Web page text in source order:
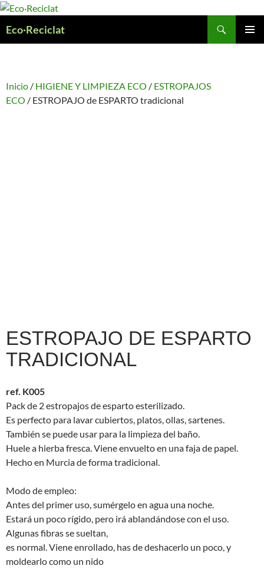
Saltar
contenido
Eco·Reciclat
Inicio / HIGIENE Y LIMPIEZA ECO / ESTROPAJOS
ECO / ESTROPAJO de ESPARTO tradicional
ESTROPAJO DE ESPARTO
TRADICIONAL
ref. K005
Pack de 2 estropajos de esparto esterilizado.
Es perfecto para lavar cubiertos, platos, ollas, sartenes.
También se puede usar para la limpieza del baño.
Huele a hierba fresca. Viene envuelto en una faja de papel.
Hecho en Murcia de forma tradicional.
Modo de empleo:
Antes del primer uso, sumérgelo en agua una noche.
Estará un poco rígido, pero irá ablandándose con el uso.
Algunas fibras se sueltan,
es normal. Viene enrollado, has de deshacerlo un poco, y
moldearlo como un nido